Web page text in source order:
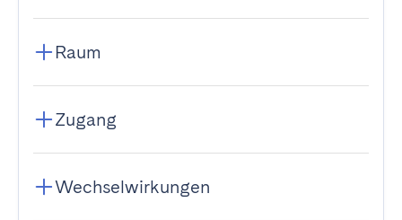
Raum
Zugang
Wechselwirkungen